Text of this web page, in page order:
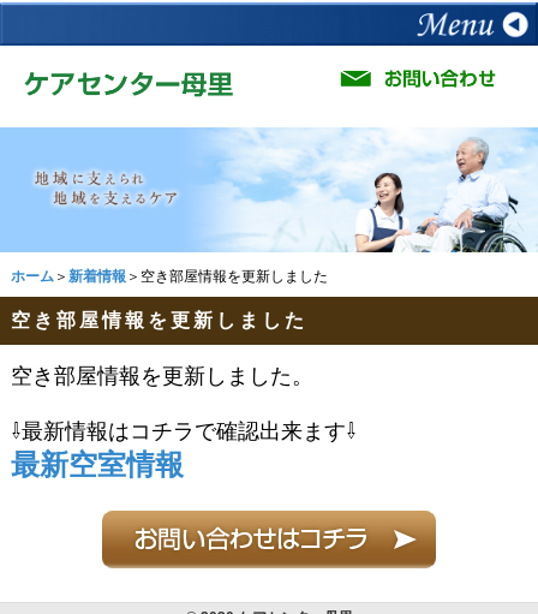
ホーム＞ 新着情報 ＞空き部屋情報を更新しました
空き部屋情報を更新しました
空き部屋情報を更新しました。
⇩最新情報はコチラで確認出来ます⇩
最新空室情報